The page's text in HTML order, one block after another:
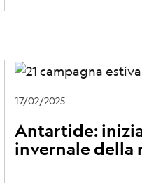
17/02/2025
Antartide:
invernale della